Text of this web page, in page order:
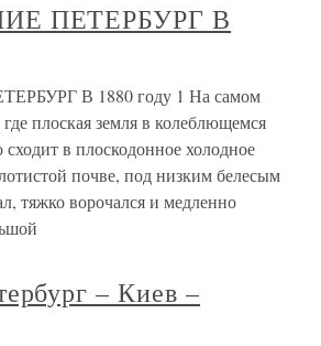
ПЕТЕРБУРГ В
В 1880 году 1 На самом
плоская земля в колеблющемся
в плоскодонное холодное
почве, под низким белесым
тяжко ворочался и медленно
– Киев –